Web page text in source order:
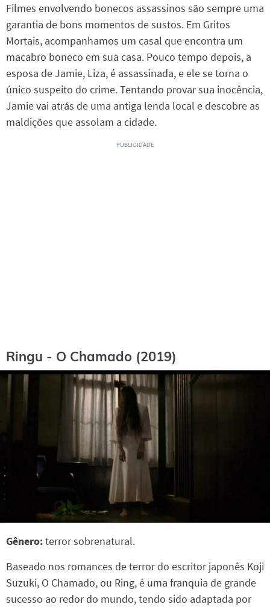
Filmes envolvendo bonecos assassinos são sempre uma
garantia de bons momentos de sustos. Em Gritos
Mortais, acompanhamos um casal que encontra um
macabro boneco em sua casa. Pouco tempo depois, a
esposa de Jamie, Liza, é assassinada, e ele se torna o
único suspeito do crime. Tentando provar sua inocência,
Jamie vai atrás de uma antiga lenda local e descobre as
maldições que assolam a cidade.
Ringu - O Chamado (2019)
Gênero:terror sobrenatural.
Baseado nos romances de terror do escritor japonês Koji
Suzuki, O Chamado, ou Ring, é uma franquia de grande
sucesso ao redor do mundo, tendo sido adaptada por